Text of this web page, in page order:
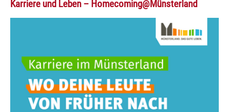
Karriere und Leben – Homecoming@Münsterland